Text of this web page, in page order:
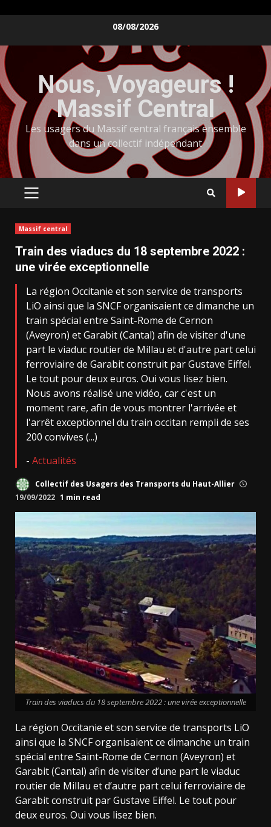
content
08/08/2026
Nous, Voyageurs !
Massif Central
Les usagers du Massif central français ensemble
dans un collectif indépendant
PRIMARY
Massif central
Train des viaducs du 18 septembre 2022 :
une virée exceptionnelle
La région Occitanie et son service de transports
LiO ainsi que la SNCF organisaient ce dimanche un
train spécial entre Saint-Rome de Cernon
(Aveyron) et Garabit (Cantal) afin de visiter d'une
part le viaduc routier de Millau et d'autre part celui
ferroviaire de Garabit construit par Gustave Eiffel.
Le tout pour deux euros. Oui vous lisez bien.
Nous avons réalisé une vidéo, car c'est un
moment rare, afin de vous montrer l'arrivée et
l'arrêt exceptionnel du train occitan rempli de ses
200 convives (...)
- Actualités
Collectif des Usagers des Transports du Haut-Allier
19/09/2022 1 min read
Train des viaducs du 18 septembre 2022 : une virée exceptionnelle
La région Occitanie et son service de transports LiO
ainsi que la SNCF organisaient ce dimanche un train
spécial entre Saint-Rome de Cernon (Aveyron) et
Garabit (Cantal) afin de visiter d’une part le viaduc
routier de Millau et d’autre part celui ferroviaire de
Garabit construit par Gustave Eiffel. Le tout pour
deux euros. Oui vous lisez bien.